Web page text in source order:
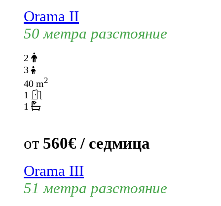
Orama II
50 метра разстояние
2
3
40 m2
1
1
от 560€ / седмица
Orama III
51 метра разстояние